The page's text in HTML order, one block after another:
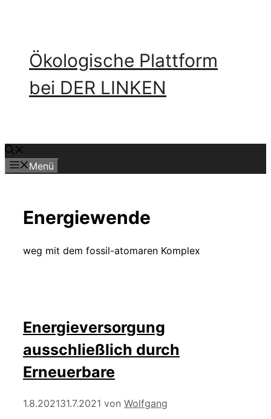
Ökologische Plattform
bei DER LINKEN
Menü
Energiewende
weg mit dem fossil-atomaren Komplex
Energieversorgung
ausschließlich durch
Erneuerbare
1.8.202131.7.2021 von Wolfgang